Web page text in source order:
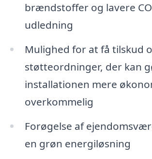
brændstoffer og lavere
udledning
Mulighed for at få tilskud
støtteordninger, der kan
installationen mere
overkommelig
Forøgelse af
en grøn energiløsning